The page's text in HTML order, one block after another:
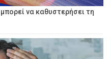
να καθυστερήσει τη